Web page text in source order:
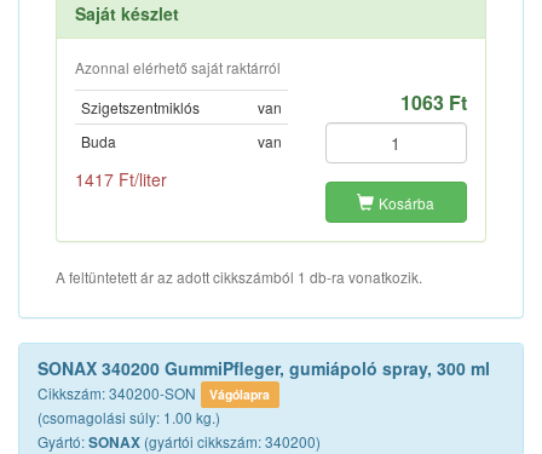
Saját készlet
Azonnal elérhető saját raktárról
Szigetszentmiklós
van
Buda
van
1417 Ft/liter
1063 Ft
Kosárba
A feltüntetett ár az adott cikkszámból 1 db-ra vonatkozik.
SONAX 340200 GummiPfleger, gumiápoló spray, 300 ml
Cikkszám: 340200-SON Vágólapra
(csomagolási súly: 1.00 kg.)
Gyártó:SONAX (gyártói cikkszám: 340200)